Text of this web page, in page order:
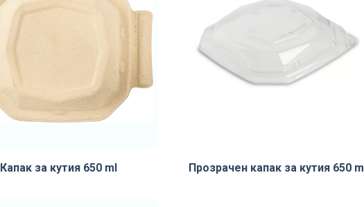
Капак за кутия 650 ml Прозрачен капак за кутия 650 ml